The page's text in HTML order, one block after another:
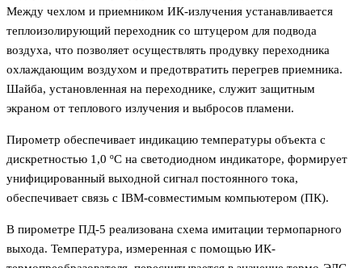
Между чехлом и приемником ИК-излучения устанавливается
теплоизолирующий переходник со штуцером для подвода
воздуха, что позволяет осуществлять продувку переходника
охлаждающим воздухом и предотвратить перегрев приемника.
Шайба, установленная на переходнике, служит защитным
экраном от теплового излучения и выбросов пламени.
Пирометр обеспечивает индикацию температуры объекта с
дискретностью 1,0 ºС на светодиодном индикаторе, формирует
унифицированный выходной сигнал постоянного тока,
обеспечивает связь с IBM-совместимым компьютером (ПК).
В пирометре ПД-5 реализована схема имитации термопарного
выхода. Температура, измеренная с помощью ИК-